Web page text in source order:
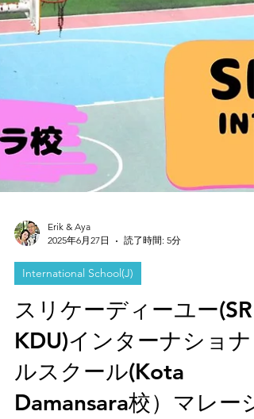
Erik & Aya
2025年6月27日
読了時間: 5分
International School(J)
スリケーディーユー(SRI